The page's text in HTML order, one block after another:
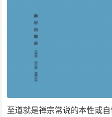
至道就是禅宗常说的本性或